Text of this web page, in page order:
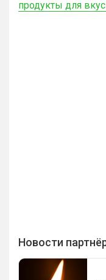
продукты для